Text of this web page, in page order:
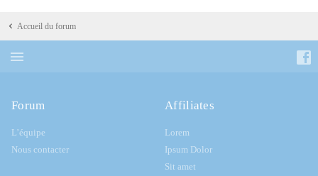
Accueil du forum
Forum
L’équipe
Nous contacter
Affiliates
Lorem
Ipsum Dolor
Sit amet